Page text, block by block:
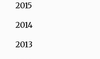
2015
2014
2013